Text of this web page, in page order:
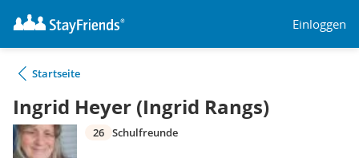
Einloggen
Startseite
Ingrid Heyer (Ingrid Rangs)
26 Schulfreunde